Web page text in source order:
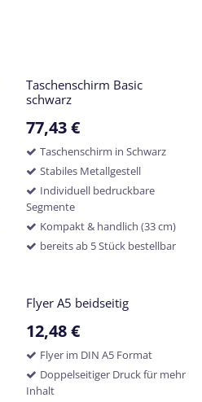
Taschenschirm Basic
schwarz
77,43€
Taschenschirm in Schwarz
Stabiles Metallgestell
Individuell bedruckbare
Segmente
Kompakt & handlich (33 cm)
bereits ab 5 Stück bestellbar
Flyer A5 beidseitig
12,48€
Flyer im DIN A5 Format
Doppelseitiger Druck für mehr
Inhalt